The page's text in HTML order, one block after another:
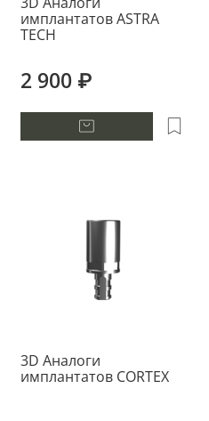
имплантатов ASTRA
TECH
2 900 ₽
3D Аналоги
имплантатов CORTEX